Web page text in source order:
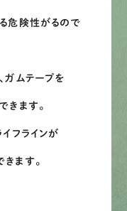
軽相談
危険性がるので
ガムテープを
きます。
フラインが
ます。